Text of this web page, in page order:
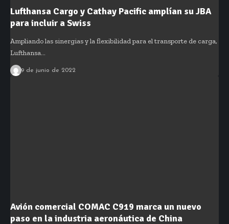
Lufthansa Cargo y Cathay Pacific amplían su JBA
para incluir a Swiss
Ampliando las sinergias y la flexibilidad para el transporte de carga,
Lufthansa…
9 de junio de 2022
Avión comercial COMAC C919 marca un nuevo
paso en la industria aeronáutica de China